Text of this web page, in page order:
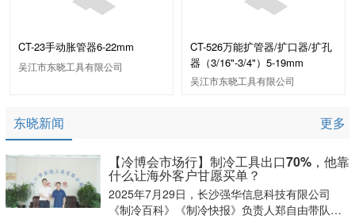
CT-23手动胀管器6-22mm
吴江市东晓工具有限公司
CT-526万能扩管器/扩口器/扩孔
器（3/16"-3/4"）5-19mm
吴江市东晓工具有限公司
东晓新闻 更多
【冷博会市场行】制冷工具出口70%，他靠
什么让海外客户甘愿买单？
2025年7月29日，长沙强华信息科技有限公司
《制冷百科》《制冷快报》负责人郑自由带队，